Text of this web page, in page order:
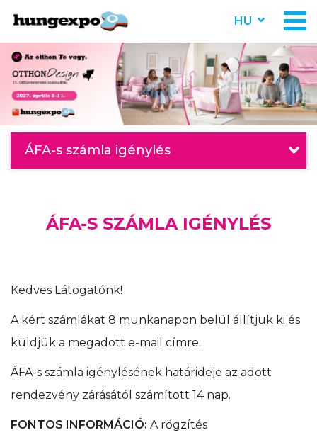
HU
ÁFA-s számla igénylés
ÁFA-S SZÁMLA IGÉNYLÉS
Kedves Látogatónk!
A kért számlákat 8 munkanapon belül állítjuk ki és
küldjük a megadott e-mail címre.
ÁFA-s számla igénylésének határideje az adott
rendezvény zárásától számított 14 nap.
FONTOS INFORMÁCIÓ: A rögzítés